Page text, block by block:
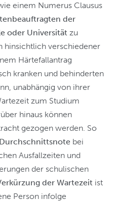
einem Numerus Clausus
der
oder Universität zu
hinsichtlich verschiedener
Härtefallantrag
kranken und behinderten
unabhängig von ihrer
zum Studium
hinaus können
gezogen werden. So
bei
Ausfallzeiten und
der schulischen
der Wartezeit ist
Person infolge